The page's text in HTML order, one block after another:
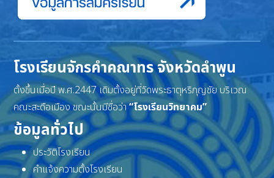
โรงเรียนจักรคำคณาทร จังหวัดลำพูน
ตั้งขึ้นเมื่อปี พ.ศ.2447 เดิมตั้งอยู่ที่วัดพระธาตุหริภุญชัย บริเวณ
คณะสะดือเมือง ขณะนั้นมีชื่อว่า“โรงเรียนวิทยาคม”
ข้อมูลทั่วไป
ประวัติโรงเรียน
คำแจ้งความตั้งโรงเรียน